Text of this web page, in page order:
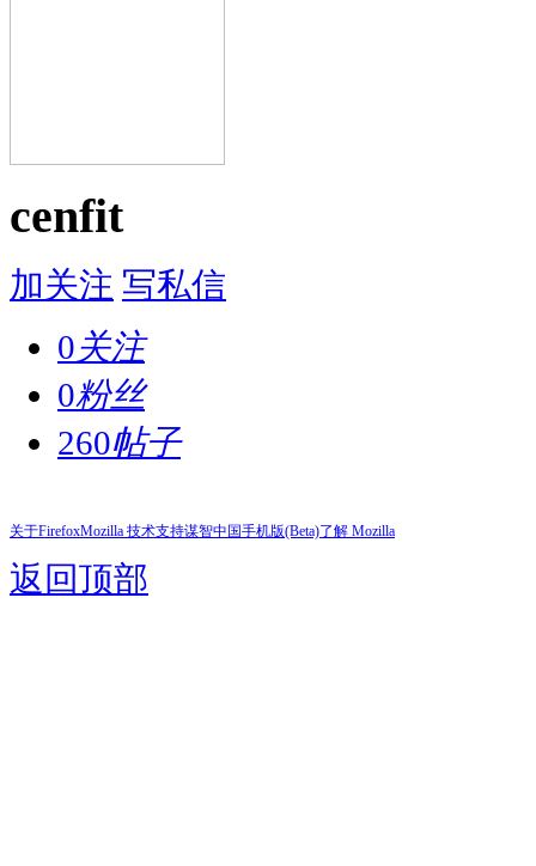
cenfit
加关注 写私信
0关注
0粉丝
260帖子
关于FirefoxMozilla 技术支持谋智中国手机版(Beta)了解 Mozilla
返回顶部